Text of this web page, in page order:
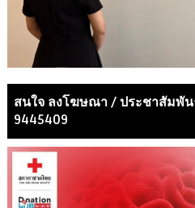
สนใจ ลงโฆษณา / ประชาสัมพั
9445409